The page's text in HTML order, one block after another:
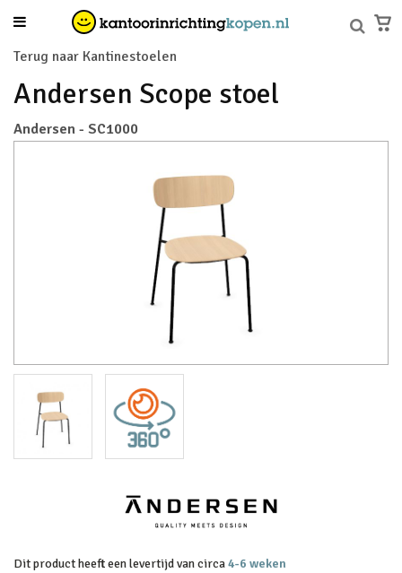
Terug naar Kantinestoelen
Andersen Scope stoel
Andersen - SC1000
Dit product heeft een levertijd van circa4-6 weken